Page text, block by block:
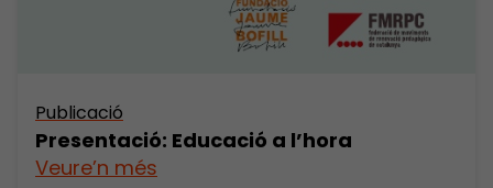
Publicació
Presentació: Educació a l’hora
Veure’n més